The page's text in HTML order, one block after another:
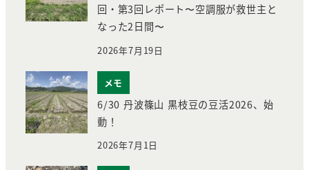
回・第3回レポート〜空調服が救世主と
なった2日間〜
2026年7月19日
メモ
6/30 丹波篠山 黒枝豆の豆活2026、始
動！
2026年7月1日